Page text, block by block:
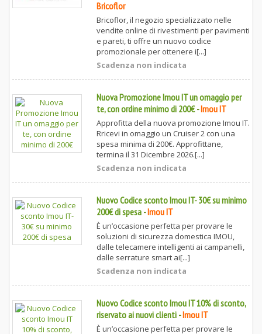
Bricoflor
Bricoflor, il negozio specializzato nelle
vendite online di rivestimenti per pavimenti
e pareti, ti offre un nuovo codice
promozionale per ottenere i[...]
Scadenza non indicata
Nuova Promozione Imou IT un omaggio per
te, con ordine minimo di 200€-Imou IT
Approfitta della nuova promozione Imou IT.
Rricevi in omaggio un Cruiser 2 con una
spesa minima di 200€. Approfittane,
termina il 31 Dicembre 2026.[...]
Scadenza non indicata
Nuovo Codice sconto Imou IT- 30€ su minimo
200€ di spesa-Imou IT
È un’occasione perfetta per provare le
soluzioni di sicurezza domestica IMOU,
dalle telecamere intelligenti ai campanelli,
dalle serrature smart ai[...]
Scadenza non indicata
Nuovo Codice sconto Imou IT 10% di sconto,
riservato ai nuovi clienti-Imou IT
È un’occasione perfetta per provare le